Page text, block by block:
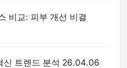
비교: 피부 개선 비결
트렌드 분석 26.04.06